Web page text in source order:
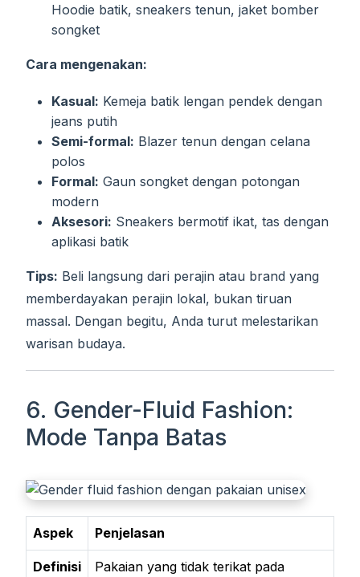
Hoodie batik, sneakers tenun, jaket bomber
songket
Cara mengenakan:
Kasual: Kemeja batik lengan pendek dengan
jeans putih
Semi-formal: Blazer tenun dengan celana
polos
Formal: Gaun songket dengan potongan
modern
Aksesori: Sneakers bermotif ikat, tas dengan
aplikasi batik
Tips: Beli langsung dari perajin atau brand yang
memberdayakan perajin lokal, bukan tiruan
massal. Dengan begitu, Anda turut melestarikan
warisan budaya.
6. Gender-Fluid Fashion:
Mode Tanpa Batas
Aspek Penjelasan
Definisi
Pakaian yang tidak terikat pada